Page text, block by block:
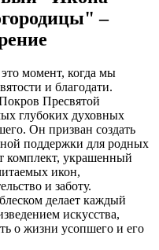
–
момент, когда мы
и благодати.
Пресвятой
глубоких духовных
Он призван создать
поддержки для родных
комплект, украшенный
икон,
и заботу.
делает каждый
искусства,
о жизни усопшего и его